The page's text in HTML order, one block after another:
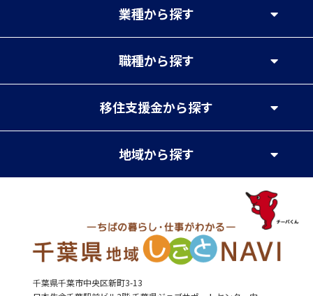
業種から探す
職種から探す
移住支援金から探す
地域から探す
千葉県千葉市中央区新町3-13